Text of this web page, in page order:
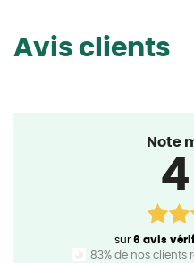
Avis clients
Note
4
sur6 avis
83% de nos clients